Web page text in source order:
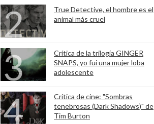
True Detective, el hombre es el
animal más cruel
Crítica de la trilogía GINGER
SNAPS, yo fui una mujer loba
adolescente
Crítica de cine: "Sombras
tenebrosas (Dark Shadows)" de
Tim Burton